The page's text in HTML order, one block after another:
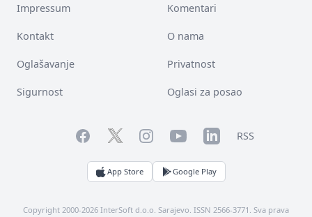
Impressum Komentari
Kontakt O nama
Oglašavanje Privatnost
Sigurnost Oglasi za posao
FacebookTwitterInstagramYouTubeLinkedInRSS
App Store Google Play
Copyright 2000-2026 InterSoft d.o.o. Sarajevo. ISSN 2566-3771. Sva prava